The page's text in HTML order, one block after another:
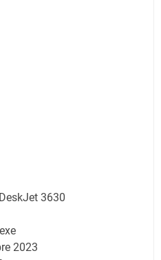
3630
2023